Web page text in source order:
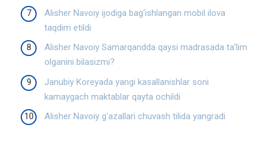
Alisher Navoiy ijodiga bag‘ishlangan mobil ilova
taqdim etildi
Alisher Navoiy Samarqandda qaysi madrasada ta’lim
olganini bilasizmi?
Janubiy Koreyada yangi kasallanishlar soni
kamaygach maktablar qayta ochildi
Alisher Navoiy gʻazallari chuvash tilida yangradi